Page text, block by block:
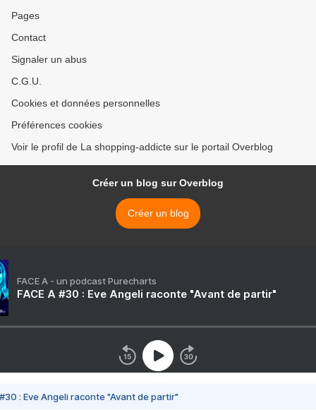
Pages
Contact
Signaler un abus
C.G.U.
Cookies et données personnelles
Préférences cookies
Voir le profil de La shopping-addicte sur le portail Overblog
Créer un blog sur Overblog
Créer un blog
FACE A - un podcast Purecharts
FACE A #30 : Eve Angeli raconte "Avant de partir"
#30 : Eve Angeli raconte "Avant de partir"